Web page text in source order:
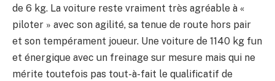
de 6 kg. La voiture reste vraiment très agréable à «
piloter » avec son agilité, sa tenue de route hors pair
et son tempérament joueur. Une voiture de 1140 kg fun
et énergique avec un freinage sur mesure mais qui ne
mérite toutefois pas tout-à-fait le qualificatif de